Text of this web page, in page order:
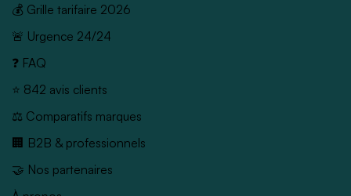
💰 Grille tarifaire 2026
🚨 Urgence 24/24
❓ FAQ
⭐ 842 avis clients
⚖️ Comparatifs marques
🏢 B2B & professionnels
🤝 Nos partenaires